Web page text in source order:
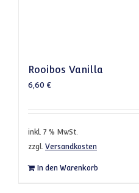
Rooibos Vanilla
6,60 €
inkl. 7 % MwSt.
zzgl. Versandkosten
In den Warenkorb